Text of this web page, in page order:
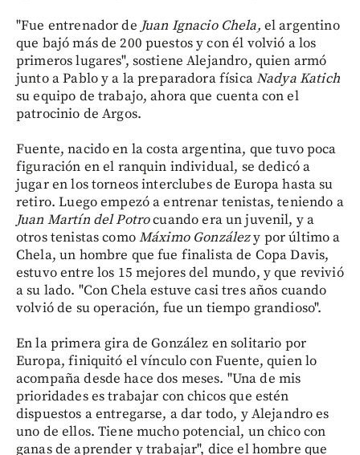
"Fue entrenador de Juan Ignacio Chela, el argentino
que bajó más de 200 puestos y con él volvió a los
primeros lugares", sostiene Alejandro, quien armó
junto a Pablo y a la preparadora físicaNadya Katich
su equipo de trabajo, ahora que cuenta con el
patrocinio de Argos.
Fuente, nacido en la costa argentina, que tuvo poca
figuración en el ranquin individual, se dedicó a
jugar en los torneos interclubes de Europa hasta su
retiro. Luego empezó a entrenar tenistas, teniendo a
Juan Martín del Potrocuando era un juvenil, y a
otros tenistas comoMáximo Gonzálezy por último a
Chela, un hombre que fue finalista de Copa Davis,
estuvo entre los 15 mejores del mundo, y que revivió
a su lado. "Con Chela estuve casi tres años cuando
volvió de su operación, fue un tiempo grandioso".
En la primera gira de González en solitario por
Europa, finiquitó el vínculo con Fuente, quien lo
acompaña desde hace dos meses. "Una de mis
prioridades es trabajar con chicos que estén
dispuestos a entregarse, a dar todo, y Alejandro es
uno de ellos. Tiene mucho potencial, un chico con
ganas de aprender y trabajar", dice el hombre que